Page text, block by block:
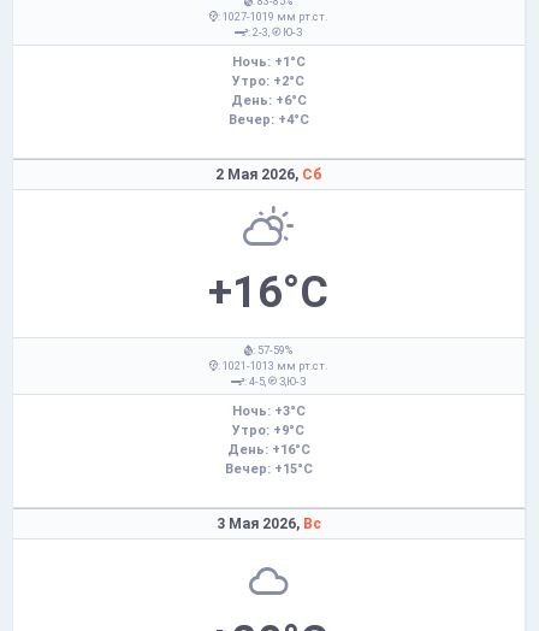
: 1027-1019 мм рт.ст.
: 2-3,
Ю-З
Ночь: +1°C
Утро: +2°C
День: +6°C
Вечер: +4°C
2 Мая 2026, Сб
+16°C
: 57-59%
: 1021-1013 мм рт.ст.
: 4-5,
З,Ю-З
Ночь: +3°C
Утро: +9°C
День: +16°C
Вечер: +15°C
3 Мая 2026, Вс